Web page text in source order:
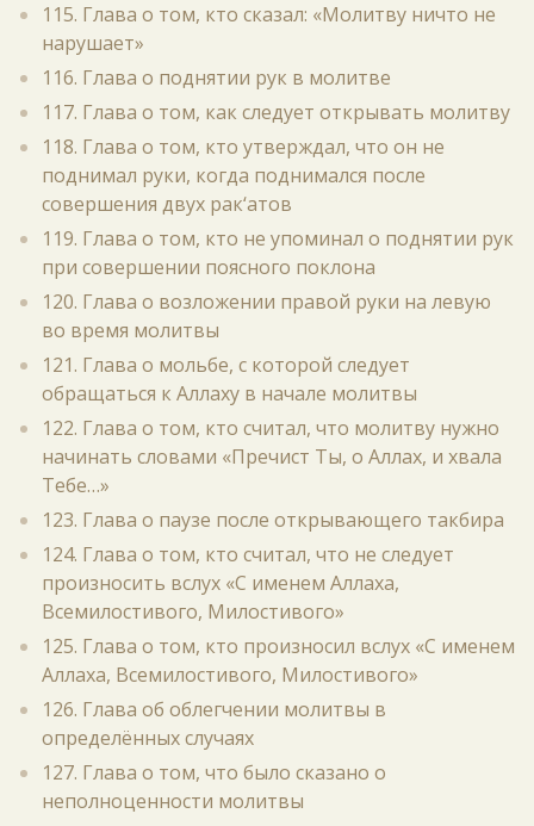
115. Глава о том, кто сказал: «Молитву ничто не
нарушает»
116. Глава о поднятии рук в молитве
117. Глава о том, как следует открывать молитву
118. Глава о том, кто утверждал, что он не
поднимал руки, когда поднимался после
совершения двух рак‘атов
119. Глава о том, кто не упоминал о поднятии рук
при совершении поясного поклона
120. Глава о возложении правой руки на левую
во время молитвы
121. Глава о мольбе, с которой следует
обращаться к Аллаху в начале молитвы
122. Глава о том, кто считал, что молитву нужно
начинать словами «Пречист Ты, о Аллах, и хвала
Тебе…»
123. Глава о паузе после открывающего такбира
124. Глава о том, кто считал, что не следует
произносить вслух «С именем Аллаха,
Всемилостивого, Милостивого»
125. Глава о том, кто произносил вслух «С именем
Аллаха, Всемилостивого, Милостивого»
126. Глава об облегчении молитвы в
определённых случаях
127. Глава о том, что было сказано о
неполноценности молитвы